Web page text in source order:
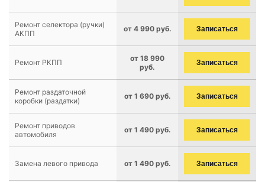
Ремонт селектора (ручки)
АКПП
от 4 990 руб. Записаться
Ремонт РКПП
от 18 990
руб.
Записаться
Ремонт раздаточной
коробки (раздатки)
от 1 690 руб. Записаться
Ремонт приводов
автомобиля
от 1 490 руб. Записаться
Замена левого привода от 1 490 руб. Записаться